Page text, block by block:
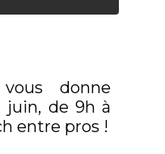
donne
juin, de 9h à
entre pros !